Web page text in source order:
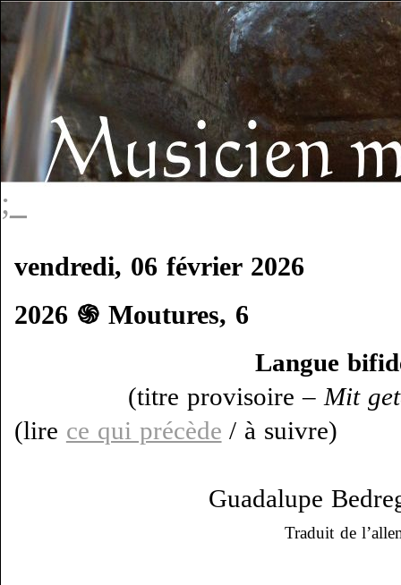
;_
vendredi, 06 février 2026
2026 ֍ Moutures, 6
Langue
(titre provisoire – Mit
(lire ce qui précède / à suivre)
Guadalupe
Traduit de